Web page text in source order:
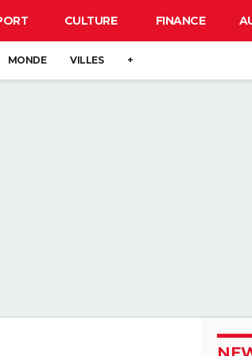
CULTURE FINANCE
MONDE VILLES +